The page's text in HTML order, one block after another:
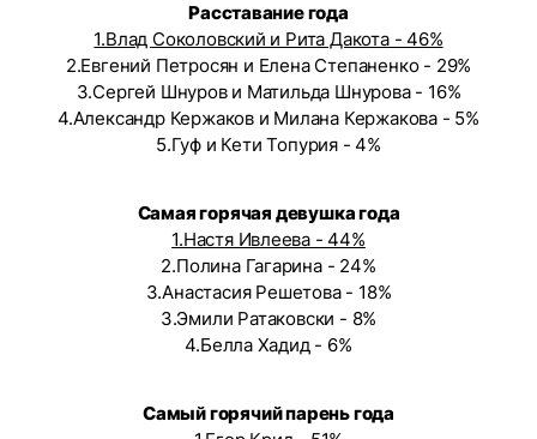
Расставание года
1.Влад Соколовский и Рита Дакота - 46%
2.Евгений Петросян и Елена Степаненко - 29%
3.Сергей Шнуров и Матильда Шнурова - 16%
4.Александр Кержаков и Милана Кержакова - 5%
5.Гуф и Кети Топурия - 4%
Самая горячая девушка года
1.Настя Ивлеева - 44%
2.Полина Гагарина - 24%
3.Анастасия Решетова - 18%
3.Эмили Ратаковски - 8%
4.Белла Хадид - 6%
Самый горячий парень года